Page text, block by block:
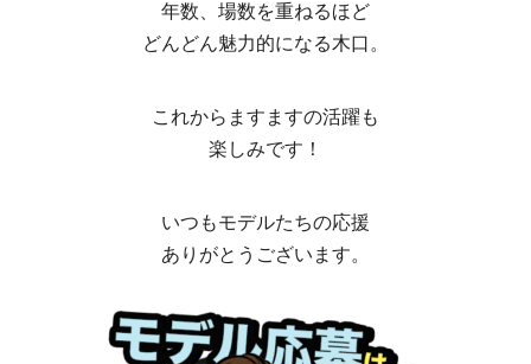
年数、場数を重ねるほど
どんどん魅力的になる木口。
これからますますの活躍も
楽しみです！
いつもモデルたちの応援
ありがとうございます。